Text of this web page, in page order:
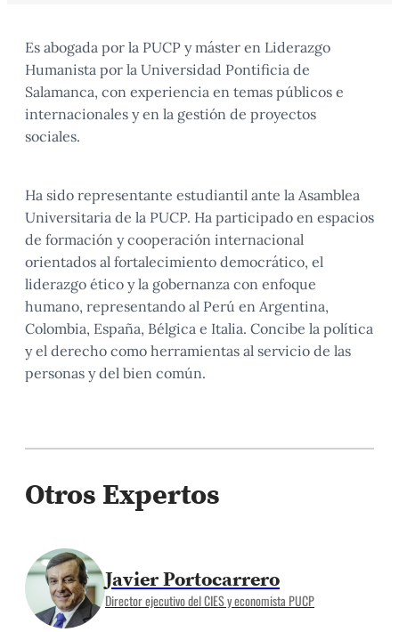
Es abogada por la PUCP y máster en Liderazgo
Humanista por la Universidad Pontificia de
Salamanca, con experiencia en temas públicos e
internacionales y en la gestión de proyectos
sociales.
Ha sido representante estudiantil ante la Asamblea
Universitaria de la PUCP. Ha participado en espacios
de formación y cooperación internacional
orientados al fortalecimiento democrático, el
liderazgo ético y la gobernanza con enfoque
humano, representando al Perú en Argentina,
Colombia, España, Bélgica e Italia. Concibe la política
y el derecho como herramientas al servicio de las
personas y del bien común.
Otros Expertos
Javier Portocarrero
Director ejecutivo del CIES y economista PUCP